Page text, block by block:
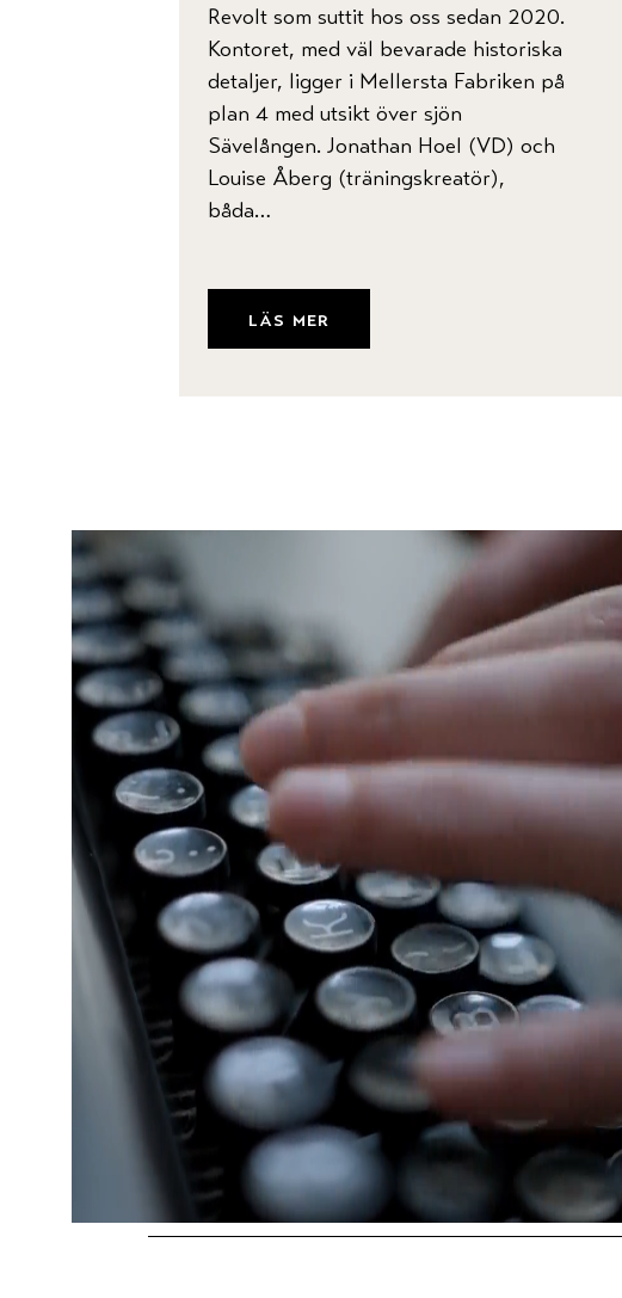
Revolt som suttit hos oss sedan 2020.
Kontoret, med väl bevarade historiska
detaljer, ligger i Mellersta Fabriken på
plan 4 med utsikt över sjön
Sävelången. Jonathan Hoel (VD) och
Louise Åberg (träningskreatör),
båda…
läs mer